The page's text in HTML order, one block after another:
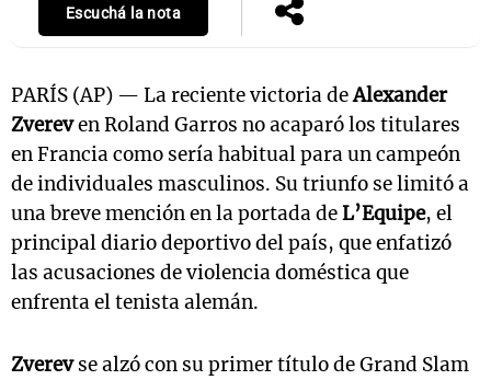
Escuchá la nota
PARÍS (AP) — La reciente victoria deAlexander
Zvereven Roland Garros no acaparó los titulares
en Francia como sería habitual para un campeón
de individuales masculinos. Su triunfo se limitó a
una breve mención en la portada deL’Equipe, el
principal diario deportivo del país, que enfatizó
las acusaciones de violencia doméstica que
enfrenta el tenista alemán.
Zverevse alzó con su primer título de Grand Slam